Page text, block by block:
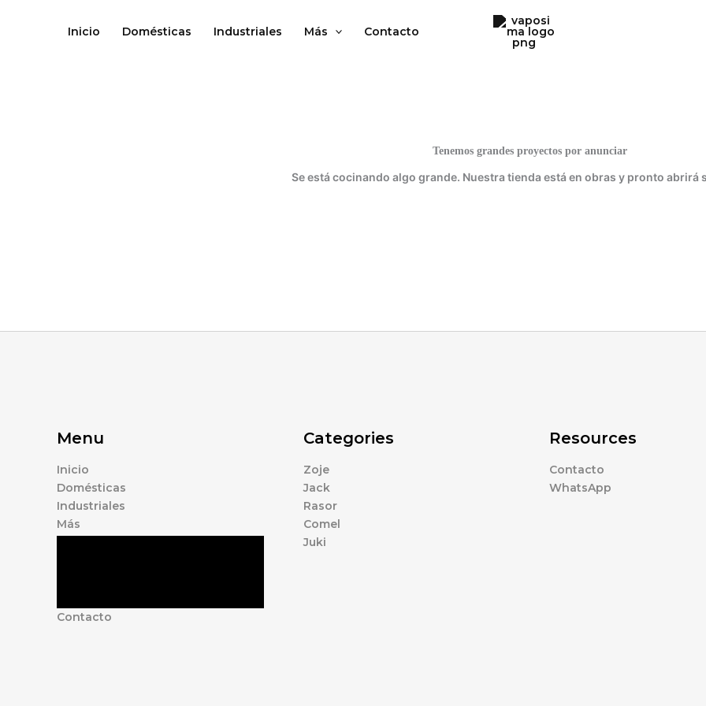
Inicio Domésticas Industriales Más Contacto
Tenemos grandes proyectos por anunciar
Se está cocinando algo grande. Nuestra tienda está en obras y pronto abrirá
Menu
Inicio
Domésticas
Industriales
Más
Contacto
Categories
Zoje
Jack
Rasor
Comel
Juki
Resources
Contacto
WhatsApp